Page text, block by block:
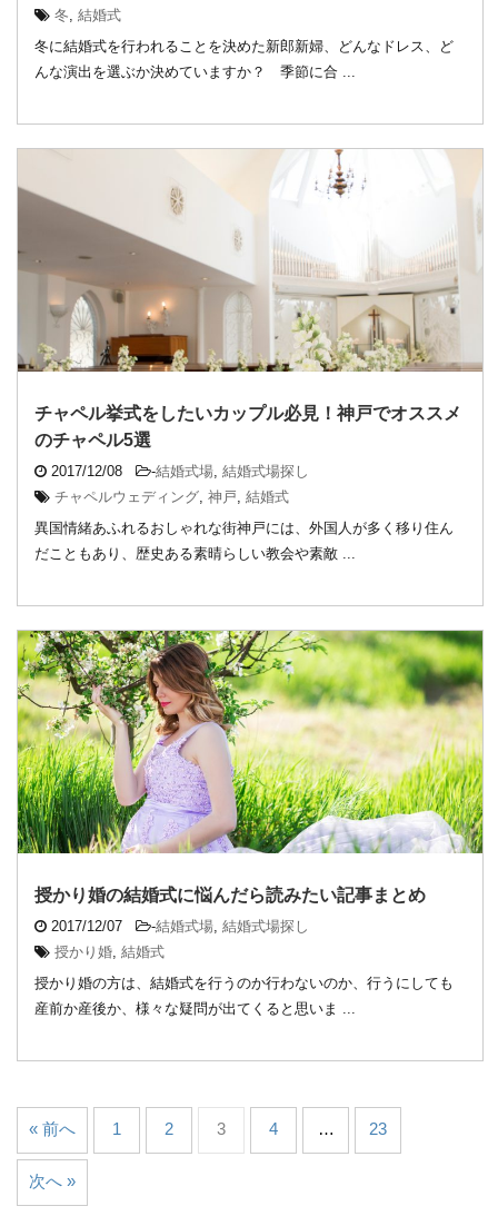
冬, 結婚式
冬に結婚式を行われることを決めた新郎新婦、どんなドレス、ど
んな演出を選ぶか決めていますか？ 季節に合 ...
チャペル挙式をしたいカップル必見！神戸でオススメ
のチャペル5選
2017/12/08 -結婚式場 結婚式場探し
チャペルウェディング 神戸 結婚式
異国情緒あふれるおしゃれな街神戸には、外国人が多く移り住ん
だこともあり、歴史ある素晴らしい教会や素敵 ...
授かり婚の結婚式に悩んだら読みたい記事まとめ
2017/12/07 -結婚式場 結婚式場探し
授かり婚 結婚式
授かり婚の方は、結婚式を行うのか行わないのか、行うにしても
産前か産後か、様々な疑問が出てくると思いま ...
« 前へ 1 2 3 4 … 23
次へ »